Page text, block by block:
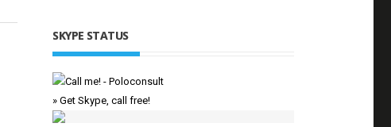
SKYPE STATUS
» Get Skype, call free!